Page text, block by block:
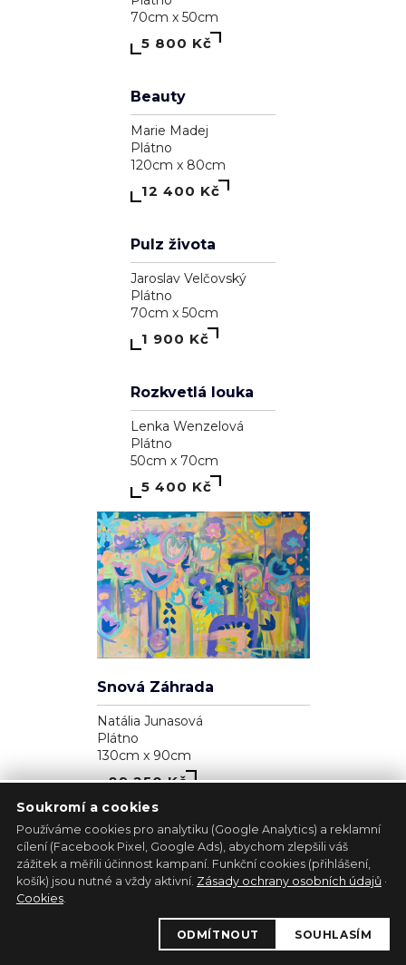
Pavol Tarasovič
Dřevo
15cm x 74cm
39 100 Kč
1
Zjavenie archanjela
Pavol Tarasovič
Dřevo
17cm x 35cm
39 300 Kč
1
Soukromí a cookies
Používáme cookies pro analytiku (Google Analytics) a reklamní
cílení (Facebook Pixel, Google Ads), abychom zlepšili váš
zážitek a měřili účinnost kampaní. Funkční cookies (přihlášení,
košík) jsou nutné a vždy aktivní. Zásady ochrany osobních údajů ·
Cookies.
ODMÍTNOUT SOUHLASÍM